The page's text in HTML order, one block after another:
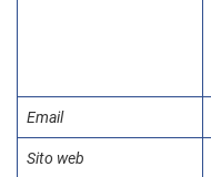
Email
Sito web